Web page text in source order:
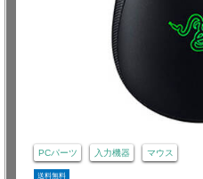
PCパーツ 入力機器 マウス
送料無料